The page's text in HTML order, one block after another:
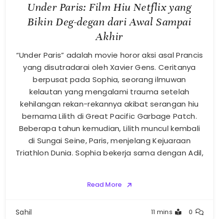
Under Paris: Film Hiu Netflix yang
Bikin Deg-degan dari Awal Sampai
Akhir
“Under Paris” adalah movie horor aksi asal Prancis
yang disutradarai oleh Xavier Gens. Ceritanya
berpusat pada Sophia, seorang ilmuwan
kelautan yang mengalami trauma setelah
kehilangan rekan-rekannya akibat serangan hiu
bernama Lilith di Great Pacific Garbage Patch.
Beberapa tahun kemudian, Lilith muncul kembali
di Sungai Seine, Paris, menjelang Kejuaraan
Triathlon Dunia. Sophia bekerja sama dengan Adil,
Read More
Sahil 11 mins 0